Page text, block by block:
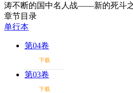
涛不断的国中名人战——新的死斗
章节目录
单行本
第04卷
下载
第03卷
下载